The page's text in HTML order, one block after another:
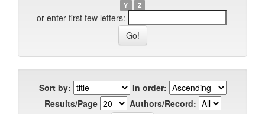
Y
Z
or enter first few letters:
Sort by:
In order:
Results/Page
Authors/Record: